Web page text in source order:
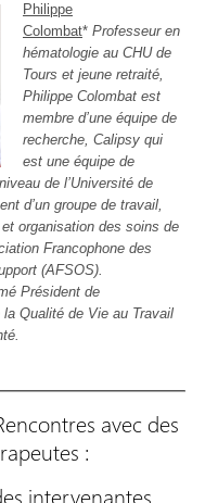
Philippe
Colombat* Professeur en
hématologie au CHU de
Tours et jeune retraité,
Philippe Colombat est
membre d’une équipe de
recherche, Calipsy qui
est une équipe de
de l’Université de
d’un groupe de travail,
organisation des soins de
Francophone des
(AFSOS).
Président de
la Qualité de Vie au Travail
avec des
:
intervenantes